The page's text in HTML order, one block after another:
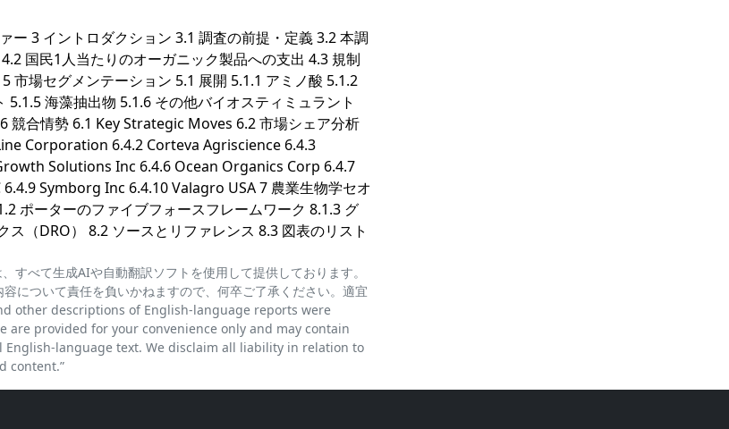
ー 3 イントロダクション 3.1 調査の前提・定義 3.2 本調
国民1人当たりのオーガニック製品への支出 4.3 規制
市場セグメンテーション 5.1 展開 5.1.1 アミノ酸 5.1.2
海藻抽出物 5.1.6 その他バイオスティミュラント
競合情勢 6.1 Key Strategic Moves 6.2 市場シェア分析
Corporation 6.4.2 Corteva Agriscience 6.4.3
Solutions Inc 6.4.6 Ocean Organics Corp 6.4.7
Symborg Inc 6.4.10 Valagro USA 7 農業生物学セオ
ポーターのファイブフォースフレームワーク 8.1.3 グ
（DRO） 8.2 ソースとリファレンス 8.3 図表のリスト
べて生成AIや自動翻訳ソフトを使用して提供しております。
について責任を負いかねますので、何卒ご了承ください。適宜
other descriptions of English-language reports were
provided for your convenience only and may contain
language text. We disclaim all liability in relation to
content.”